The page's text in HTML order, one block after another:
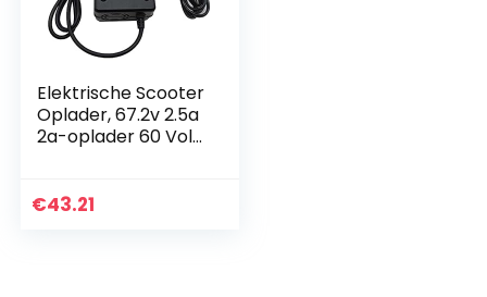
Elektrische Scooter
Oplader, 67.2v 2.5a
2a-oplader 60 Volt
Voor 60 V E Fiets
€43.21